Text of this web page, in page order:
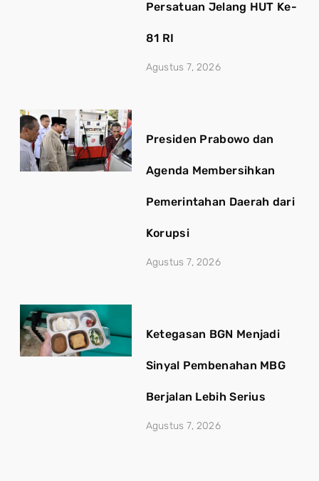
Persatuan Jelang HUT Ke-
81 RI
Agustus 7, 2026
Presiden Prabowo dan
Agenda Membersihkan
Pemerintahan Daerah dari
Korupsi
Agustus 7, 2026
Ketegasan BGN Menjadi
Sinyal Pembenahan MBG
Berjalan Lebih Serius
Agustus 7, 2026